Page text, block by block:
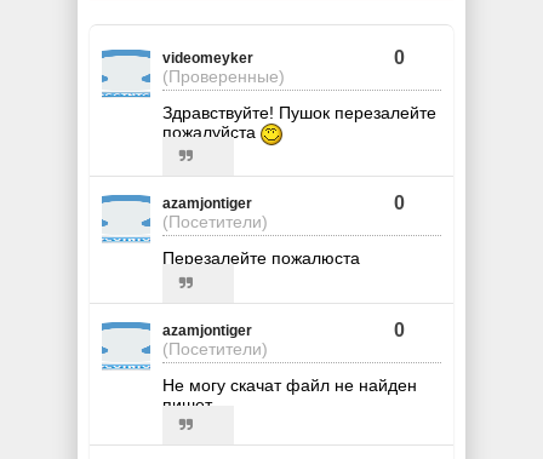
videomeyker
(Проверенные)
0
Здравствуйте! Пушок перезалейте
пожалуйста
azamjontiger
(Посетители)
0
Перезалейте пожалюста
azamjontiger
(Посетители)
0
Не могу скачат файл не найден
пишет.